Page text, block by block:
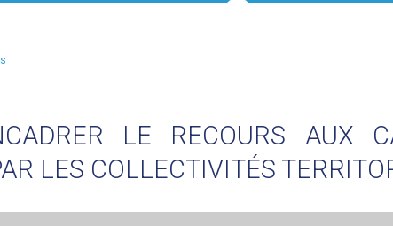
LE RECOURS AUX
LES COLLECTIVITÉS